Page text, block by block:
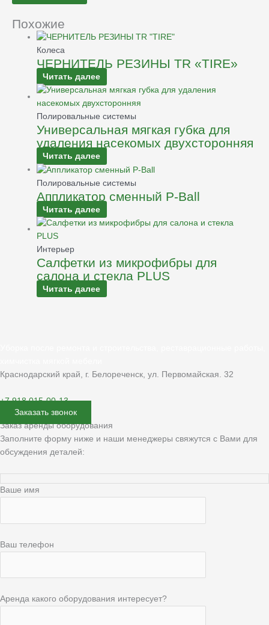
Похожие
Колеса
ЧЕРНИТЕЛЬ РЕЗИНЫ TR «TIRE»
Читать далее
Полировальные системы
Универсальная мягкая губка для
удаления насекомых двухсторонняя
Читать далее
Полировальные системы
Аппликатор сменный Р-Ball
Читать далее
Интерьер
Салфетки из микрофибры для
салона и стекла PLUS
Читать далее
Краснодарский край, г. Белореченск, ул. Первомайская. 32
+7 918 015-00-13
Заказать звонок
Заказ аренды оборудования
Заполните форму ниже и наши менеджеры свяжутся с Вами для
обсуждения деталей:
Ваше имя
Ваш телефон
Аренда какого оборудования интересует?